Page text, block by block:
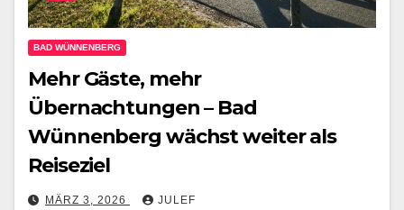
BAD WÜNNENBERG
Mehr Gäste, mehr
Übernachtungen – Bad
Wünnenberg wächst weiter als
Reiseziel
MÄRZ 3, 2026 JULEF